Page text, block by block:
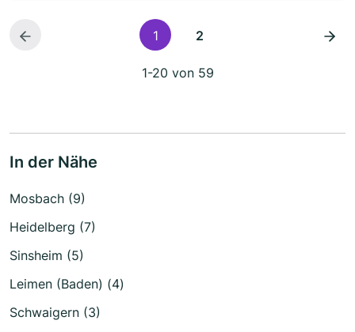
1 2
1-20 von 59
In der Nähe
Mosbach (9)
Heidelberg (7)
Sinsheim (5)
Leimen (Baden) (4)
Schwaigern (3)